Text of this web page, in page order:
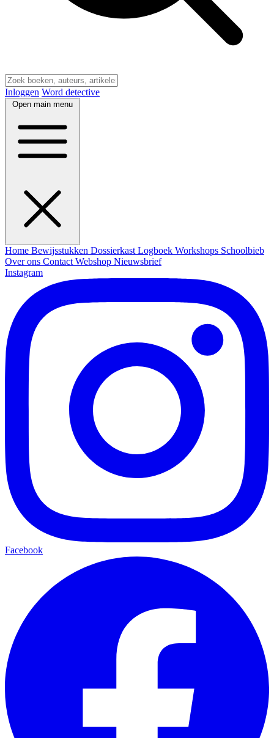
Inloggen Word detective
Open main menu
Home Bewijsstukken Dossierkast Logboek Workshops Schoolbieb
Over ons Contact Webshop Nieuwsbrief
Instagram
Facebook